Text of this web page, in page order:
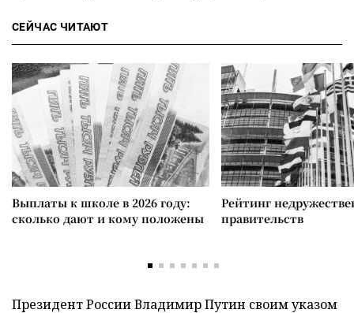
СЕЙЧАС ЧИТАЮТ
Выплаты к школе в 2026 году:
сколько дают и кому положены
Рейтинг
правительств
Президент России Владимир Путин своим указом